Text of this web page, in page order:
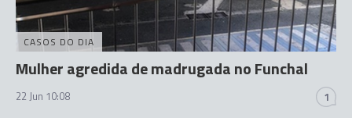
CASOS DO DIA
Mulher agredida de madrugada no Funchal
22 Jun 10:08 1